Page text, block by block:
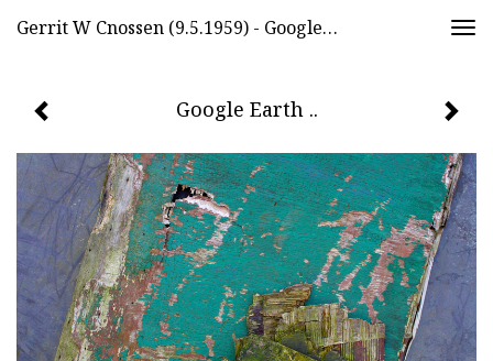
Gerrit W Cnossen (9.5.1959) - Google Earth ..
Google Earth ..